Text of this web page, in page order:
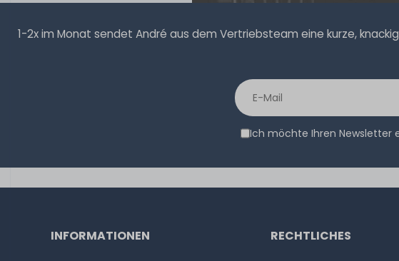
1-2x im Monat sendet André aus dem Vertriebsteam eine kurze,
Ich möchte Ihren Newsletter
INFORMATIONEN RECHTLICHES